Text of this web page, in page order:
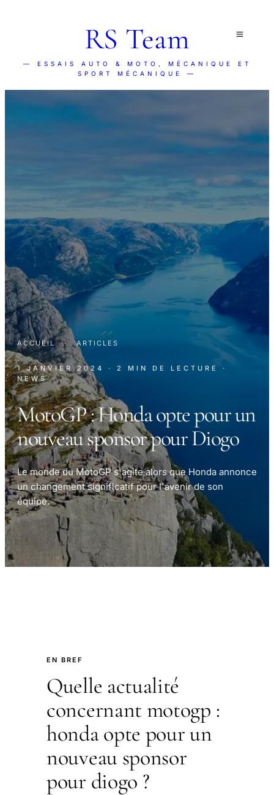
RS Team
— ESSAIS AUTO & MOTO, MÉCANIQUE ET
SPORT MÉCANIQUE —
ACCUEIL · ARTICLES
1 JANVIER 2024 · 2 MIN DE LECTURE
·
NEWS
MotoGP : Honda opte pour un
nouveau sponsor pour Diogo
Le monde du MotoGP s'agite alors que Honda annonce
un changement significatif pour l'avenir de son
équipe.
EN BREF
Quelle actualité
concernant motogp :
honda opte pour un
nouveau sponsor
pour diogo ?